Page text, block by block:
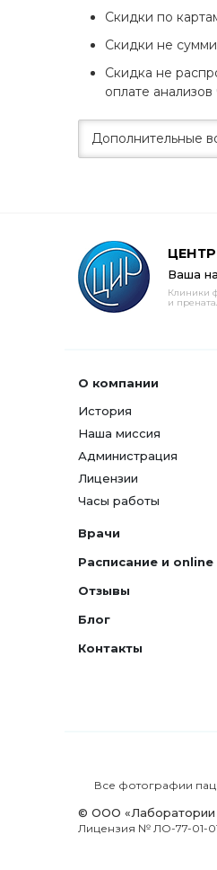
Скидки по
Скидки не
Скидка не
оплате
Дополнительные
Ваша
Клиники
и
О компании
История
Наша миссия
Администрация
Лицензии
Часы работы
Врачи
Расписание и online
Отзывы
Блог
Контакты
Все фотографии
© ООО
Лицензия № ЛО-77-01-